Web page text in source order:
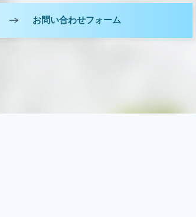
お問い合わせフォーム